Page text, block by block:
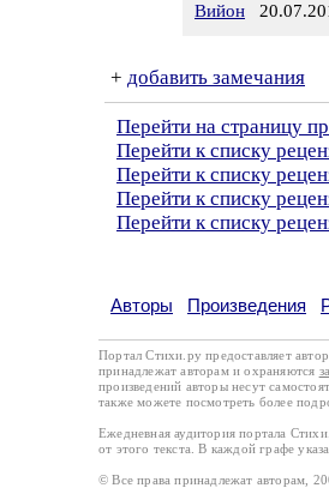
Вийон
+ добавить замечания
Перейти на страницу
Перейти к списку
Перейти к списку
Перейти к списку
Перейти к списку
Авторы Произведения
Портал Стихи.ру предоставляет
принадлежат авторам и охраняются
произведений авторы несут
также можете посмотреть более
Ежедневная аудитория портала
от этого текста. В каждой графе
© Все права принадлежат авторам,